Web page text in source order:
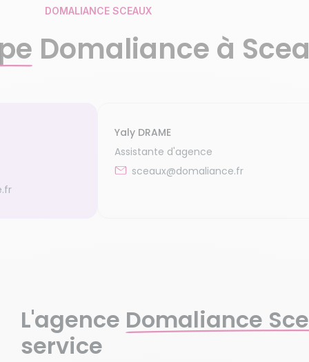
DOMALIANCE SCEAUX
Domaliance à
Yaly DRAME
Assistante d'agence
sceaux@domaliance.fr
L'agence Domaliance
service